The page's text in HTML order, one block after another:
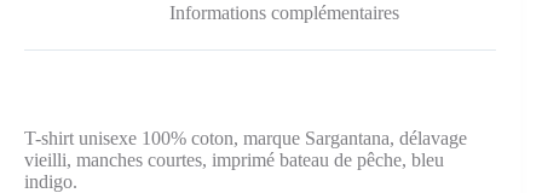
Informations complémentaires
T-shirt unisexe 100% coton, marque Sargantana, délavage
vieilli, manches courtes, imprimé bateau de pêche, bleu
indigo.